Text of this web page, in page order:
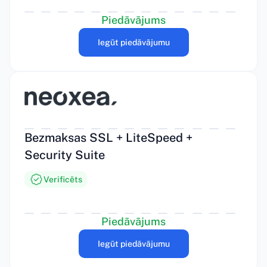
Piedāvājums
Iegūt piedāvājumu
Bezmaksas SSL + LiteSpeed +
Security Suite
Verificēts
Piedāvājums
Iegūt piedāvājumu